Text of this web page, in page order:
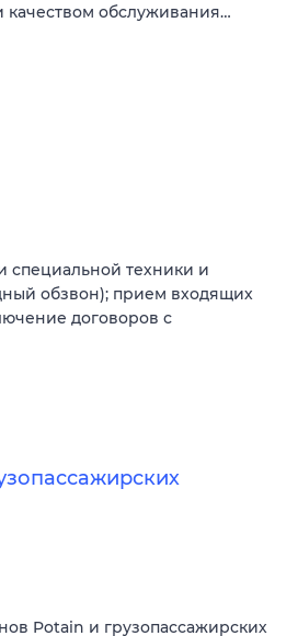
качеством обслуживания…
специальной техники и
обзвон); прием входящих
договоров с
Potain и грузопассажирских